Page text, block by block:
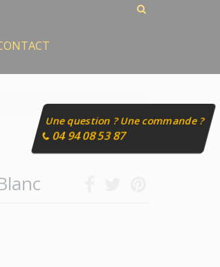
Une question ? Une commande ?
04 94 08 53 87